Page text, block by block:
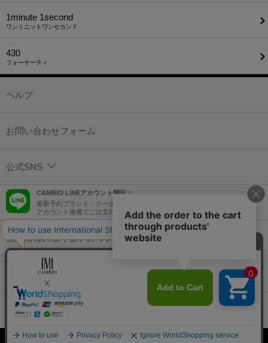
1minute​ 1second
ワンミニットワンセカンド
430
フォーサーティ
ヘルプ
お問い合わせフォーム
公式SNS
CAMBIO LINEアカウント開設！
最新予約ブランド・クーポン情報などを配信！
アカウント連携でご注文内容をLINEでも確認可能！
個人情報の取り扱いについて
特定商取引法に基づく表示
コーポレートサイト